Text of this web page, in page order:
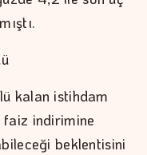
kalan istihdam
faiz indirimine
beklentisini